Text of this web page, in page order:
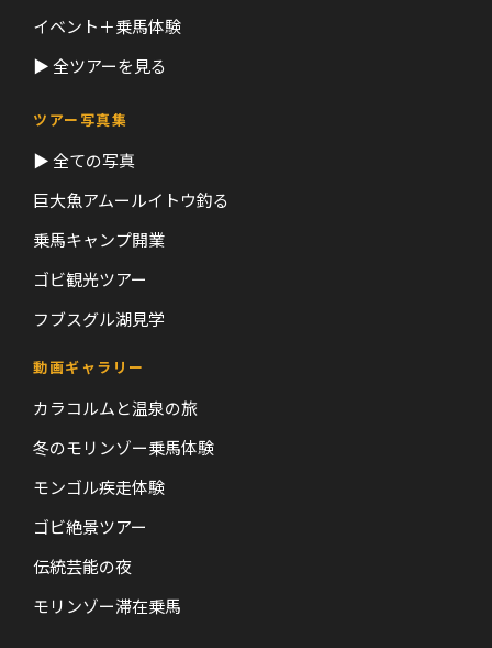
イベント＋乗馬体験
▶ 全ツアーを見る
ツアー写真集
▶ 全ての写真
巨大魚アムールイトウ釣る
乗馬キャンプ開業
ゴビ観光ツアー
フブスグル湖見学
動画ギャラリー
カラコルムと温泉の旅
冬のモリンゾー乗馬体験
モンゴル疾走体験
ゴビ絶景ツアー
伝統芸能の夜
モリンゾー滞在乗馬